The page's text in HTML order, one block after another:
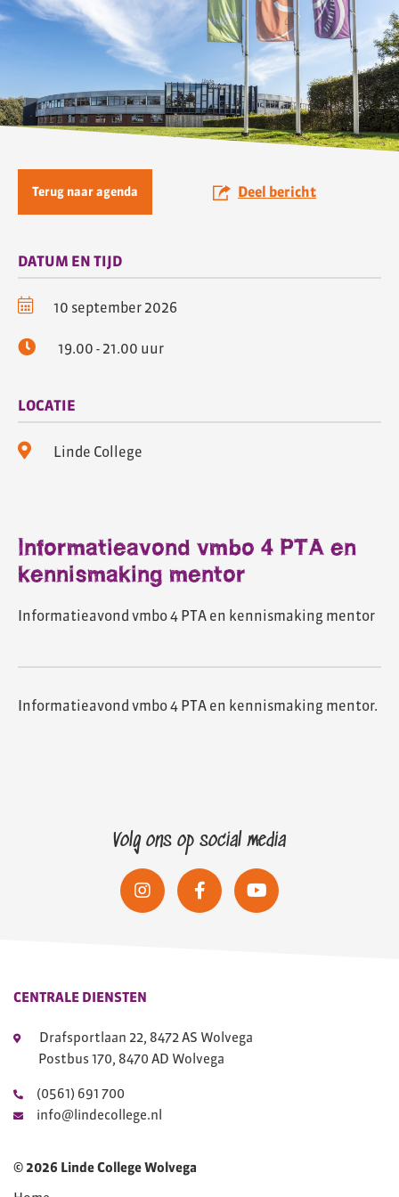
Terug naar agenda Deel bericht
Informatieavond vmbo 4 PTA en
kennismaking mentor
Informatieavond vmbo 4 PTA en kennismaking mentor
Informatieavond vmbo 4 PTA en kennismaking mentor.
DATUM EN TIJD
10 september 2026
19.00 - 21.00 uur
LOCATIE
Linde College
Volg ons op social media
CENTRALE DIENSTEN
Drafsportlaan 22, 8472 AS Wolvega
Postbus 170, 8470 AD Wolvega
(0561) 691 700
info@lindecollege.nl
© 2026 Linde College Wolvega